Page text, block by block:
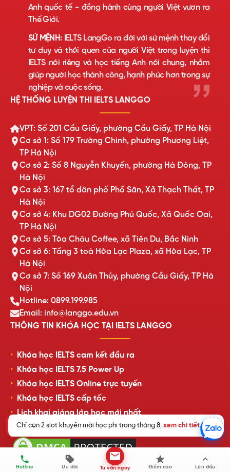
Hotline Ưu đãi Tư vấn ngay Điểm cao Lên đầu
Chỉ còn 2 slot khuyến mãi học phí trong tháng 8, xem chi tiết.
Anh quốc tế - đồng hành cùng người Việt vươn ra
Thế Giới.
SỨ MỆNH:IELTS LangGo ra đời với sứ mệnh thay đổi
tư duy và thói quen của người Việt trong luyện thi
IELTS nói riêng và học tiếng Anh nói chung, nhằm
giúp người học thành công, hạnh phúc hơn trong sự
nghiệp và cuộc sống.
HỆ THỐNG LUYỆN THI IELTS LANGGO
VPT: Số 201 Cầu Giấy, phường Cầu Giấy, TP Hà Nội
Cơ sở 1: Số 179 Trường Chinh, phường Phương Liệt,
TP Hà Nội
Cơ sở 2: Số 8 Nguyễn Khuyến, phường Hà Đông, TP
Hà Nội
Cơ sở 3: 167 tổ dân phố Phố Săn, Xã Thạch Thất, TP
Hà Nội
Cơ sở 4: Khu DG02 Đường Phủ Quốc, Xã Quốc Oai,
TP Hà Nội
Cơ sở 5: Tòa Châu Coffee, xã Tiên Du, Bắc Ninh
Cơ sở 6: Tầng 3 toà Hòa Lạc Plaza, xã Hòa Lạc, TP
Hà Nội
Cơ sở 7: Số 169 Xuân Thủy, phường Cầu Giấy, TP Hà
Nội
Hotline: 0899.199.985
Email: info@langgo.edu.vn
THÔNG TIN KHÓA HỌC TẠI IELTS LANGGO
Khóa học IELTS cam kết đầu ra
Khóa học IELTS 7.5 Power Up
Khóa học IELTS Online trực tuyến
Khóa học IELTS cấp tốc
Lịch khai giảng lớp học mới nhất
Review của học viên LangGo